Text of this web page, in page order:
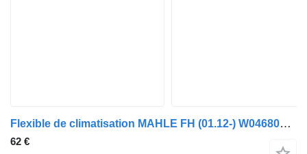
Flexible de climatisation MAHLE FH (01.12-) W0468001 pour camion Volvo FH, FM, FMX-4 series (2013-)
62 €